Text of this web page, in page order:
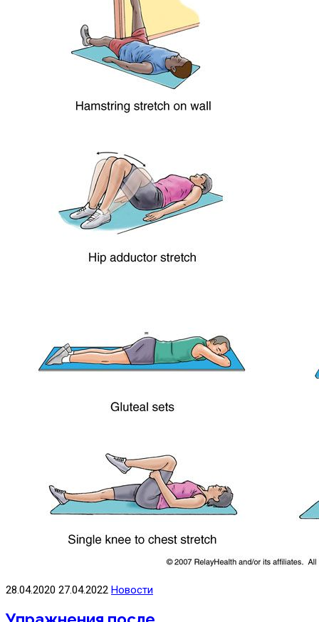
Частичная замена коленного
Реабилитация после операции
Реабилитация после корригирующей
одномыщелкового
Реабилитация после
артроскопической пластики ПКС
Подготовка к операции
Советы при госпитализации
Перечень документов и анализов для
плановой госпитализации
Артроскопия
Спортивные травм
Отзывы
28.04.2020 27.04.2022 Новости